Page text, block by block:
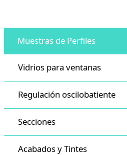
Muestras de Perfiles
Vidrios para ventanas
Regulación oscilobatiente
Secciones
Acabados y Tintes